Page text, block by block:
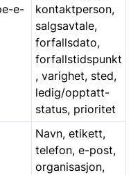
e-
kontaktperson,
salgsavtale,
forfallsdato,
forfallstidspunkt
, varighet, sted,
ledig/opptatt-
status, prioritet
Navn, etikett,
telefon, e-post,
organisasjon,